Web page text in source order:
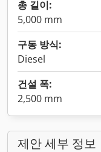
총 길이:
5,000 mm
구동 방식:
Diesel
건설 폭:
2,500 mm
제안 세부 정보